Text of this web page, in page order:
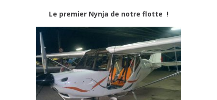
Le premier Nynja de notre flotte !